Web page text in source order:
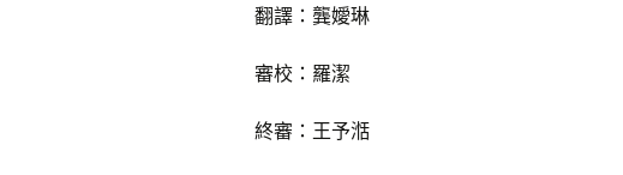
翻譯：龔嬡琳
審校：羅潔
終審：王予湉